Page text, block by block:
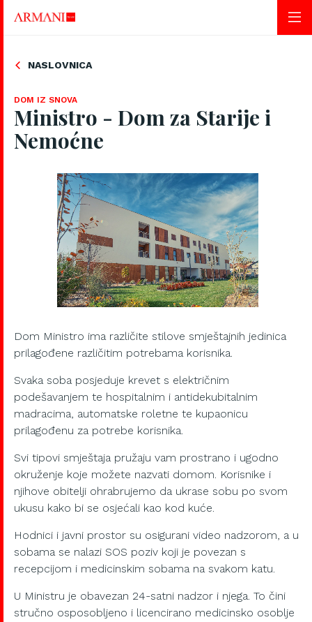
NASLOVNICA
DOM IZ SNOVA
Ministro - Dom za Starije i
Nemoćne
Dom Ministro ima različite stilove smještajnih jedinica
prilagođene različitim potrebama korisnika.
Svaka soba posjeduje krevet s električnim
podešavanjem te hospitalnim i antidekubitalnim
madracima, automatske roletne te kupaonicu
prilagođenu za potrebe korisnika.
Svi tipovi smještaja pružaju vam prostrano i ugodno
okruženje koje možete nazvati domom. Korisnike i
njihove obitelji ohrabrujemo da ukrase sobu po svom
ukusu kako bi se osjećali kao kod kuće.
Hodnici i javni prostor su osigurani video nadzorom, a u
sobama se nalazi SOS poziv koji je povezan s
recepcijom i medicinskim sobama na svakom katu.
U Ministru je obavezan 24-satni nadzor i njega. To čini
stručno osposobljeno i licencirano medicinsko osoblje